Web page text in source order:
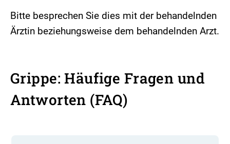
Bitte besprechen Sie dies mit der behandelnden
Ärztin beziehungsweise dem behandelnden Arzt.
Grippe: Häufige Fragen und
Antworten (FAQ)